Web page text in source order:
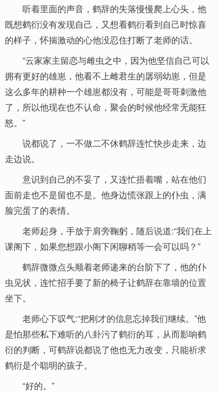
听着里面的声音，鹤辞的失落慢慢爬上心头，他
既想鹤衍没有发现自己，又想看鹤衍看到自己时惊喜
的样子，怀揣激动的心他没忍住打断了老师的话。
“云家家主留恋与雌虫之中，因为他坚信自己可以
拥有更好的雄崽，他看不上雌君生的孱弱幼崽，但是
这么多年的耕种一个雄崽都没有，可能是哥哥刺激他
了，所以他现在也不认命，聚会的时候他经常无能狂
怒。”
说都说了，一不做二不休鹤辞连忙快步走来，边
走边说。
意识到自己的不妥了，又连忙捂着嘴，站在他们
面前走也不是留也不是。他身边慌张跟上的仆虫，满
脸完蛋了的表情。
老师起身，手放于肩旁鞠躬，随后说道:“我们在上
课阁下，如果您想跟小阁下闲聊稍等一会可以吗？”
鹤辞微微点头顺着老师递来的台阶下了，他的仆
虫见状，连忙招手要了新的椅子让鹤辞在靠墙的位置
坐下。
老师心下叹气:“把刚才的信息忘掉我们继续。”他
是怕那些私下难听的八卦污了鹤衍的耳，从而影响鹤
衍的判断，可鹤辞说都说了他也无力改变，只能祈求
鹤衍是个聪明的孩子。
“好的。”